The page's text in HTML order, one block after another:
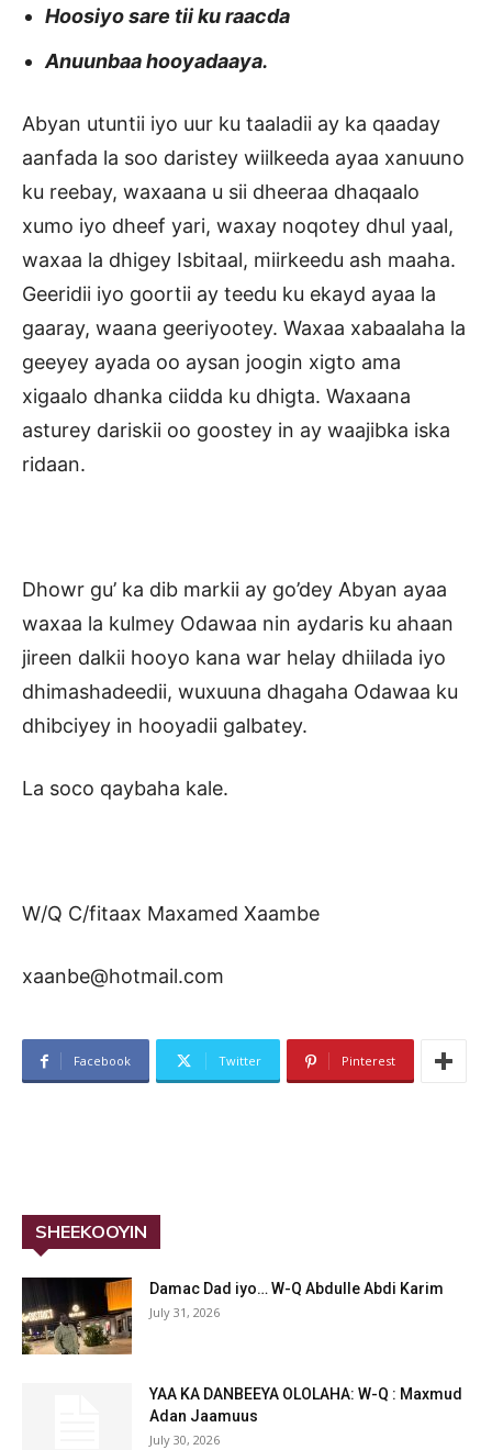
Hoosiyo sare tii ku raacda
Anuunbaa hooyadaaya.
Abyan utuntii iyo uur ku taaladii ay ka qaaday
aanfada la soo daristey wiilkeeda ayaa xanuuno
ku reebay, waxaana u sii dheeraa dhaqaalo
xumo iyo dheef yari, waxay noqotey dhul yaal,
waxaa la dhigey Isbitaal, miirkeedu ash maaha.
Geeridii iyo goortii ay teedu ku ekayd ayaa la
gaaray, waana geeriyootey. Waxaa xabaalaha la
geeyey ayada oo aysan joogin xigto ama
xigaalo dhanka ciidda ku dhigta. Waxaana
asturey dariskii oo goostey in ay waajibka iska
ridaan.
Dhowr gu’ ka dib markii ay go’dey Abyan ayaa
waxaa la kulmey Odawaa nin aydaris ku ahaan
jireen dalkii hooyo kana war helay dhiilada iyo
dhimashadeedii, wuxuuna dhagaha Odawaa ku
dhibciyey in hooyadii galbatey.
La soco qaybaha kale.
W/Q C/fitaax Maxamed Xaambe
xaanbe@hotmail.com
Facebook Twitter Pinterest
SHEEKOOYIN
Damac Dad iyo… W-Q Abdulle Abdi Karim
July 31, 2026
YAA KA DANBEEYA OLOLAHA: W-Q : Maxmud
Adan Jaamuus
July 30, 2026